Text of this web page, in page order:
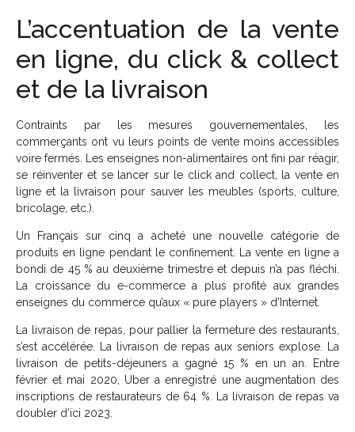
L’accentuation de la vente
en ligne, du click & collect
et de la livraison
Contraints par les mesures gouvernementales, les
commerçants ont vu leurs points de vente moins accessibles
voire fermés. Les enseignes non-alimentaires ont fini par réagir,
se réinventer et se lancer sur le click and collect, la vente en
ligne et la livraison pour sauver les meubles (sports, culture,
bricolage, etc.).
Un Français sur cinq a acheté une nouvelle catégorie de
produits en ligne pendant le confinement. La vente en ligne a
bondi de 45 % au deuxième trimestre et depuis n’a pas fléchi.
La croissance du e-commerce a plus profité aux grandes
enseignes du commerce qu’aux « pure players » d’Internet.
La livraison de repas, pour pallier la fermeture des restaurants,
s’est accélérée. La livraison de repas aux seniors explose. La
livraison de petits-déjeuners a gagné 15 % en un an. Entre
février et mai 2020, Uber a enregistré une augmentation des
inscriptions de restaurateurs de 64 %. La livraison de repas va
doubler d’ici 2023.